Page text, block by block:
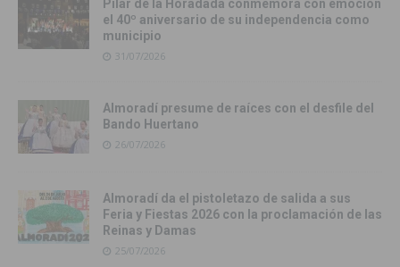
Pilar de la Horadada conmemora con emoción
el 40º aniversario de su independencia como
municipio
31/07/2026
Almoradí presume de raíces con el desfile del
Bando Huertano
26/07/2026
Almoradí da el pistoletazo de salida a sus
Feria y Fiestas 2026 con la proclamación de las
Reinas y Damas
25/07/2026